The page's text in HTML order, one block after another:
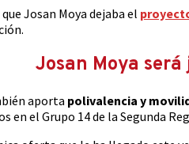
Josan Moya dejaba el
Josan Moya
aporta polivalencia y
en el Grupo 14 de la Segunda